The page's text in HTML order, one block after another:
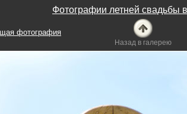
Фотографии летней свадьбы
фотография
Назад в галерею